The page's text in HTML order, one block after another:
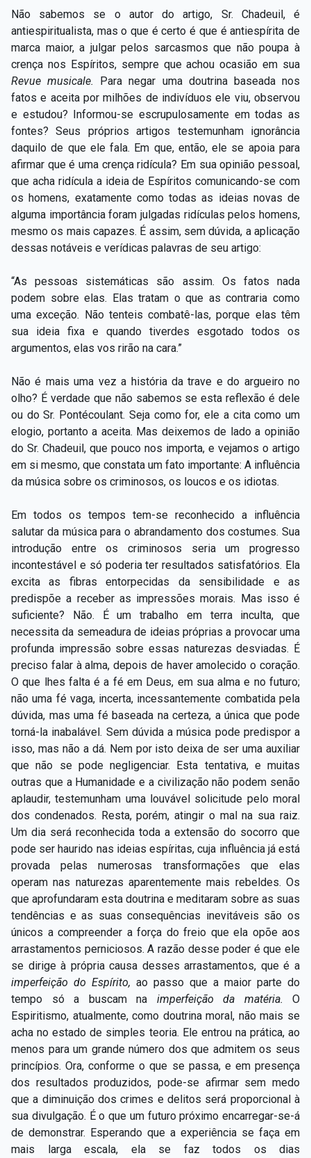
Não sabemos se o autor do artigo, Sr. Chadeuil, é
antiespiritualista, mas o que é certo é que é antiespírita de
marca maior, a julgar pelos sarcasmos que não poupa à
crença nos Espíritos, sempre que achou ocasião em sua
Revue musicale. Para negar uma doutrina baseada nos
fatos e aceita por milhões de indivíduos ele viu, observou
e estudou? Informou-se escrupulosamente em todas as
fontes? Seus próprios artigos testemunham ignorância
daquilo de que ele fala. Em que, então, ele se apoia para
afirmar que é uma crença ridícula? Em sua opinião pessoal,
que acha ridícula a ideia de Espíritos comunicando-se com
os homens, exatamente como todas as ideias novas de
alguma importância foram julgadas ridículas pelos homens,
mesmo os mais capazes. É assim, sem dúvida, a aplicação
dessas notáveis e verídicas palavras de seu artigo:
“As pessoas sistemáticas são assim. Os fatos nada
podem sobre elas. Elas tratam o que as contraria como
uma exceção. Não tenteis combatê-las, porque elas têm
sua ideia fixa e quando tiverdes esgotado todos os
argumentos, elas vos rirão na cara.”
Não é mais uma vez a história da trave e do argueiro no
olho? É verdade que não sabemos se esta reflexão é dele
ou do Sr. Pontécoulant. Seja como for, ele a cita como um
elogio, portanto a aceita. Mas deixemos de lado a opinião
do Sr. Chadeuil, que pouco nos importa, e vejamos o artigo
em si mesmo, que constata um fato importante: A influência
da música sobre os criminosos, os loucos e os idiotas.
Em todos os tempos tem-se reconhecido a influência
salutar da música para o abrandamento dos costumes. Sua
introdução entre os criminosos seria um progresso
incontestável e só poderia ter resultados satisfatórios. Ela
excita as fibras entorpecidas da sensibilidade e as
predispõe a receber as impressões morais. Mas isso é
suficiente? Não. É um trabalho em terra inculta, que
necessita da semeadura de ideias próprias a provocar uma
profunda impressão sobre essas naturezas desviadas. É
preciso falar à alma, depois de haver amolecido o coração.
O que lhes falta é a fé em Deus, em sua alma e no futuro;
não uma fé vaga, incerta, incessantemente combatida pela
dúvida, mas uma fé baseada na certeza, a única que pode
torná-la inabalável. Sem dúvida a música pode predispor a
isso, mas não a dá. Nem por isto deixa de ser uma auxiliar
que não se pode negligenciar. Esta tentativa, e muitas
outras que a Humanidade e a civilização não podem senão
aplaudir, testemunham uma louvável solicitude pelo moral
dos condenados. Resta, porém, atingir o mal na sua raiz.
Um dia será reconhecida toda a extensão do socorro que
pode ser haurido nas ideias espíritas, cuja influência já está
provada pelas numerosas transformações que elas
operam nas naturezas aparentemente mais rebeldes. Os
que aprofundaram esta doutrina e meditaram sobre as suas
tendências e as suas consequências inevitáveis são os
únicos a compreender a força do freio que ela opõe aos
arrastamentos perniciosos. A razão desse poder é que ele
se dirige à própria causa desses arrastamentos, que é a
imperfeição do Espírito, ao passo que a maior parte do
tempo só a buscam na imperfeição da matéria. O
Espiritismo, atualmente, como doutrina moral, não mais se
acha no estado de simples teoria. Ele entrou na prática, ao
menos para um grande número dos que admitem os seus
princípios. Ora, conforme o que se passa, e em presença
dos resultados produzidos, pode-se afirmar sem medo
que a diminuição dos crimes e delitos será proporcional à
sua divulgação. É o que um futuro próximo encarregar-se-á
de demonstrar. Esperando que a experiência se faça em
mais larga escala, ela se faz todos os dias